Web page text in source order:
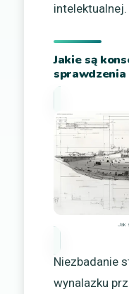
intelektualnej.
Jakie są
Jak
Niezbadanie
wynalazku